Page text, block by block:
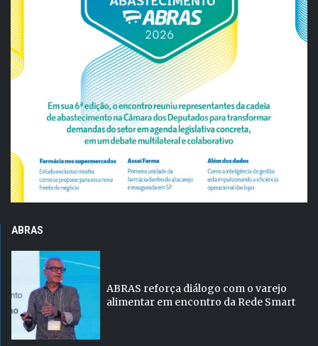
ABRAS
ABRAS reforça diálogo com o varejo
alimentar em encontro da Rede Smart